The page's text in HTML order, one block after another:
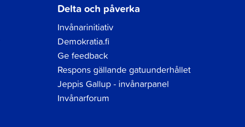
Delta och påverka
Invånarinitiativ
Demokratia.fi
Ge feedback
Respons gällande gatuunderhållet
Jeppis Gallup - invånarpanel
Invånarforum